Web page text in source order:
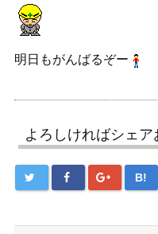
明日もがんばるぞー
よろしければシェア
B!